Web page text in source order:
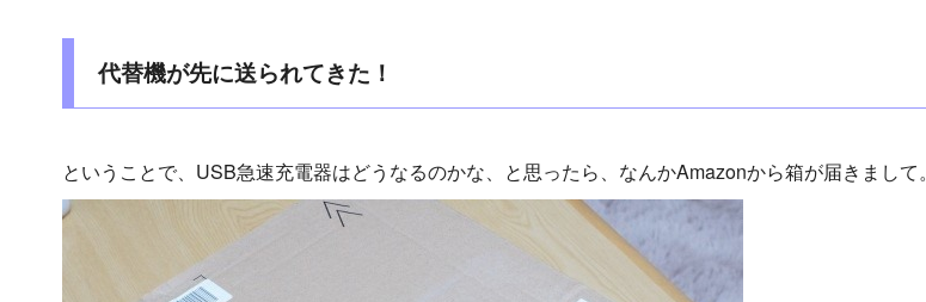
代替機が先に送られてきた！
ということで、USB急速充電器はどうなるのかな、と思ったら、なんかAmazonから箱が届きまして。